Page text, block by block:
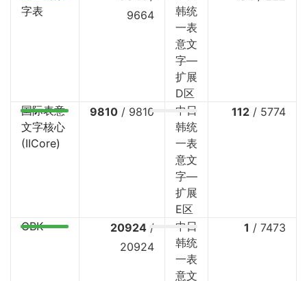
字表
9664
韩统
一表
意文
字—
扩展
D区
国际表意
文字核心
(IICore)
9810 / 9810
中日
韩统
一表
意文
字—
扩展
E区
112 / 5774
GBK 20924 /
20924
中日
韩统
一表
意文
1 / 7473